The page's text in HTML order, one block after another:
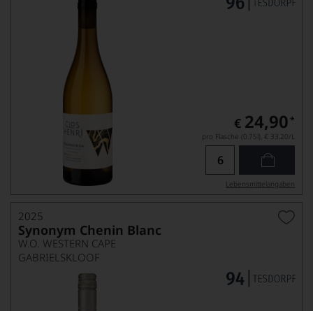
€ 24,90 *
pro Flasche (0.75l), € 33,20/L
Lebensmittel­angaben
2025
Synonym Chenin Blanc
W.O. WESTERN CAPE
GABRIELSKLOOF